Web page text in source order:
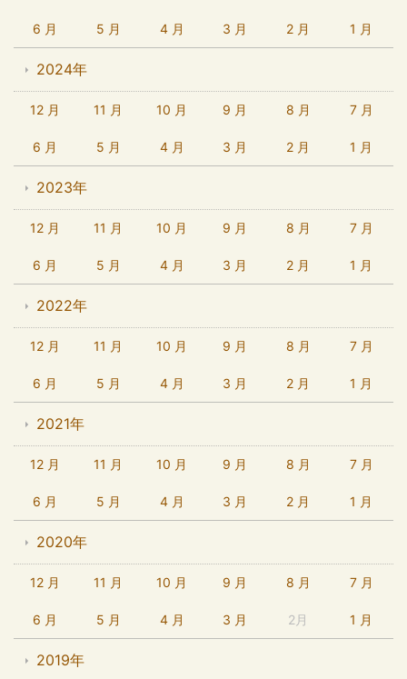
6 月 5 月 4 月 3 月 2 月 1 月
2024年
12 月 11 月 10 月 9 月 8 月 7 月
6 月 5 月 4 月 3 月 2 月 1 月
2023年
12 月 11 月 10 月 9 月 8 月 7 月
6 月 5 月 4 月 3 月 2 月 1 月
2022年
12 月 11 月 10 月 9 月 8 月 7 月
6 月 5 月 4 月 3 月 2 月 1 月
2021年
12 月 11 月 10 月 9 月 8 月 7 月
6 月 5 月 4 月 3 月 2 月 1 月
2020年
12 月 11 月 10 月 9 月 8 月 7 月
6 月 5 月 4 月 3 月 2月 1 月
2019年